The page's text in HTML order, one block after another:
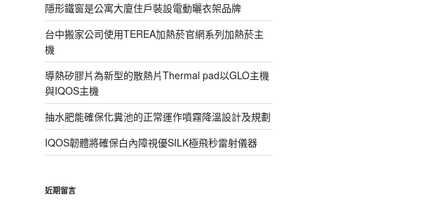
隱形鐵窗是公寓大廈住戶裝設電動曬衣架品牌
台中搬家公司使用TEREA加熱菸官網系列加熱菸主
機
導熱矽膠片為新型的散熱片Thermal pad以GLO主機
與IQOS主機
抽水肥能確保化糞池的正常運作噴霧降溫設計及規劃
IQOS韌體將確保白內障視優SILK極飛秒雷射儀器
近期留言